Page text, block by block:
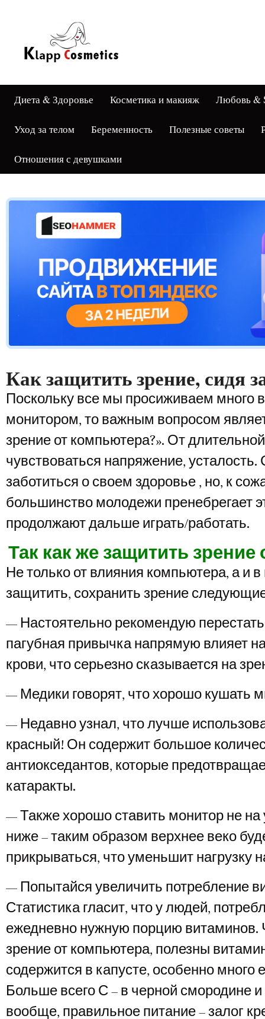
Диета & Здоровье Косметика и макияж Любовь &
Уход за телом Беременность Полезные советы
Отношения с девушками
Как защитить зрение, сидя
Поскольку все мы просиживаем много
монитором, то важным вопросом
зрение от компьютера?». От
чувствоваться напряжение,
заботиться о своем здоровье , но, к
большинство молодежи пренебрегает
продолжают дальше играть/работать.
Так как же защитить зрение
Не только от влияния компьютера, а и
защитить, сохранить зрение
— Настоятельно рекомендую
пагубная привычка напрямую влияет
крови, что серьезно сказывается на
— Медики говорят, что хорошо кушать
— Недавно узнал, что лучше
красный! Он содержит большое
антиокседантов, которые
катаракты.
— Также хорошо ставить монитор не на
ниже – таким образом верхнее веко
прикрываться, что уменьшит нагрузку
— Попытайся увеличить потребление
Статистика гласит, что у людей,
ежедневно нужную порцию
зрение от компьютера, полезны
содержится в капусте, особенно много
Больше всего С – в черной смородине
вообще, правильное питание – залог